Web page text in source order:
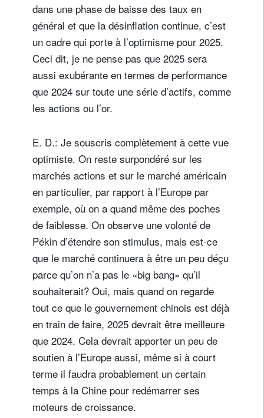
dans une phase de baisse des taux en
général et que la désinflation continue, c’est
un cadre qui porte à l’optimisme pour 2025.
Ceci dit, je ne pense pas que 2025 sera
aussi exubérante en termes de performance
que 2024 sur toute une série d’actifs, comme
les actions ou l’or.
E. D.: Je souscris complètement à cette vue
optimiste. On reste surpondéré sur les
marchés actions et sur le marché américain
en particulier, par rapport à l’Europe par
exemple, où on a quand même des poches
de faiblesse. On observe une volonté de
Pékin d’étendre son stimulus, mais est-ce
que le marché continuera à être un peu déçu
parce qu’on n’a pas le «big bang» qu’il
souhaiterait? Oui, mais quand on regarde
tout ce que le gouvernement chinois est déjà
en train de faire, 2025 devrait être meilleure
que 2024. Cela devrait apporter un peu de
soutien à l’Europe aussi, même si à court
terme il faudra probablement un certain
temps à la Chine pour redémarrer ses
moteurs de croissance.